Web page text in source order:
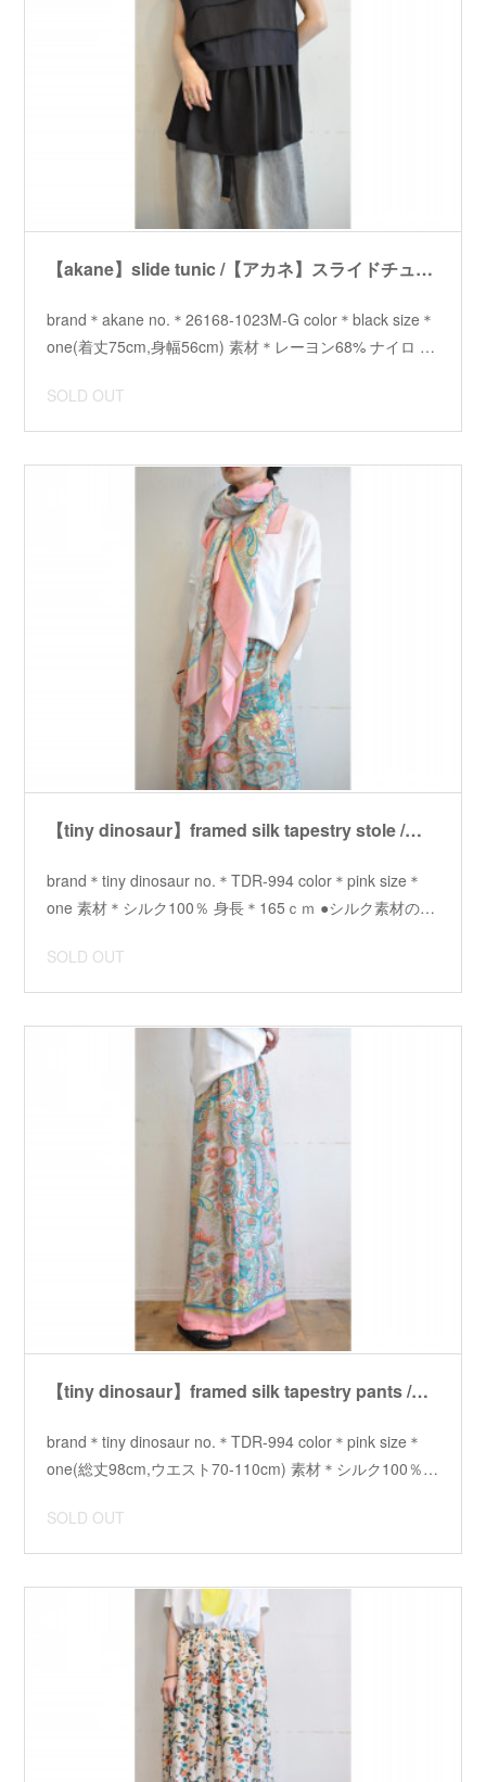
【akane】slide tunic /【アカネ】スライドチュニック
brand＊akane no.＊26168-1023M-G color＊black size＊
one(着丈75cm,身幅56cm) 素材＊レーヨン68% ナイロ …
SOLD OUT
【tiny dinosaur】framed silk tapestry stole /【タイニーダイナソー】フレームシルクタペストリーストール
brand＊tiny dinosaur no.＊TDR-994 color＊pink size＊
one 素材＊シルク100％ 身長＊165ｃｍ ●シルク素材の…
SOLD OUT
【tiny dinosaur】framed silk tapestry pants /【タイニーダイナソー】フレームシルクタペストリーパンツ
brand＊tiny dinosaur no.＊TDR-994 color＊pink size＊
one(総丈98cm,ウエスト70-110cm) 素材＊シルク100％…
SOLD OUT